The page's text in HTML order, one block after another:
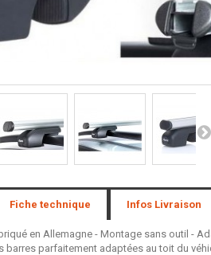
Fiche technique Infos Livraison
en Allemagne - Montage sans outil -
barres parfaitement adaptées au toit du